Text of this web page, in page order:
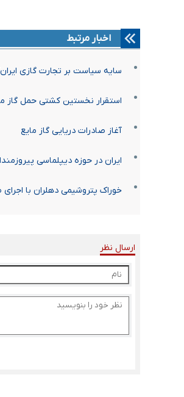
اخبار مرتبط
سایه سیاست بر تجارت گازی
استقرار نخستین کشتی حمل گاز
آغاز صادرات دریایی گاز مایع
ایران در حوزه دیپلماسی
خوراک پتروشیمی دهلران با اجرای طرح ان جی
ارسال نظر